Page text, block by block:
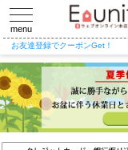
toggle
navigation
menu
お友達登録でクーポンGet！